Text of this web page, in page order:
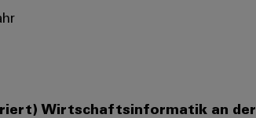
Wirtschaftsinformatik an der